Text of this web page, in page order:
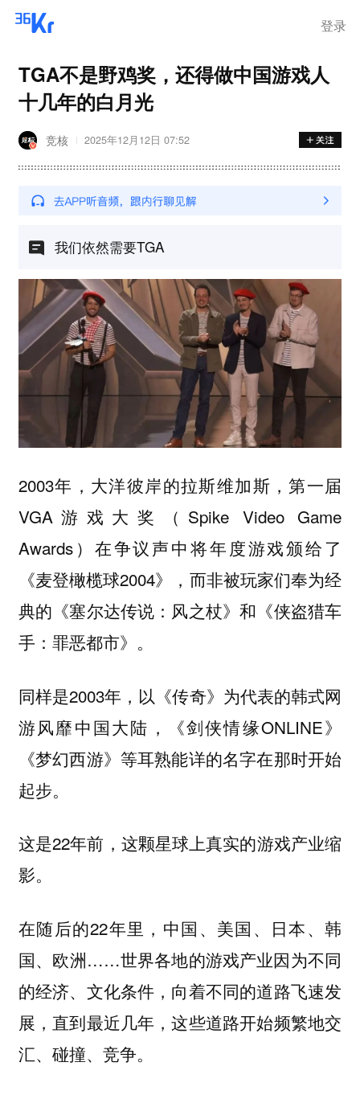
登录
TGA不是野鸡奖，还得做中国游戏人
十几年的白月光
竞核 2025年12月12日 07:52
我们依然需要TGA
2003年，大洋彼岸的拉斯维加斯，第一届
VGA游戏大奖（Spike Video Game
Awards）在争议声中将年度游戏颁给了
《麦登橄榄球2004》，而非被玩家们奉为经
典的《塞尔达传说：风之杖》和《侠盗猎车
手：罪恶都市》。
同样是2003年，以《传奇》为代表的韩式网
游风靡中国大陆，《剑侠情缘ONLINE》
《梦幻西游》等耳熟能详的名字在那时开始
起步。
这是22年前，这颗星球上真实的游戏产业缩
影。
在随后的22年里，中国、美国、日本、韩
国、欧洲……世界各地的游戏产业因为不同
的经济、文化条件，向着不同的道路飞速发
展，直到最近几年，这些道路开始频繁地交
汇、碰撞、竞争。